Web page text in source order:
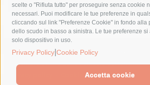
scelte o "Rifiuta tutto" per proseguire senza cookie
necessari. Puoi modificare le tue preferenze in
cliccando sul link "Preferenze Cookie" in fondo alla
dello scudo in basso a sinistra. Le tue preferenze
solo dispositivo in uso.
Privacy Policy Cookie Policy
Accetta cookie
turismo
Vico Equense villa fiorentino
© 2015 SorrentoPress. All rights reserved.
Il giornale online della Penisola Sorrentina
Cookie Policy